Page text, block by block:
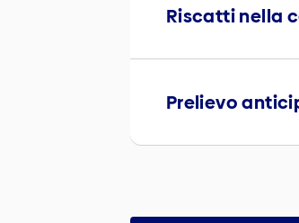
Riscatti nella
Prelievo